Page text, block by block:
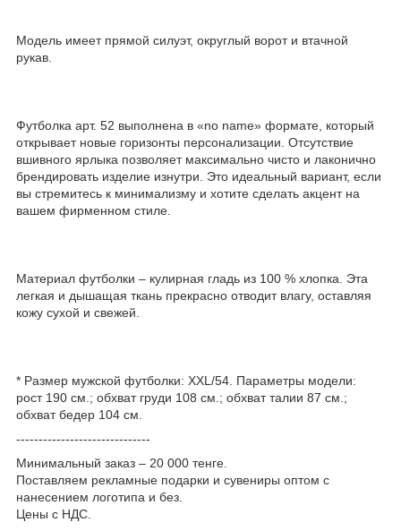
Модель имеет прямой силуэт, округлый ворот и втачной
рукав.
Футболка арт. 52 выполнена в «no name» формате, который
открывает новые горизонты персонализации. Отсутствие
вшивного ярлыка позволяет максимально чисто и лаконично
брендировать изделие изнутри. Это идеальный вариант, если
вы стремитесь к минимализму и хотите сделать акцент на
вашем фирменном стиле.
Материал футболки – кулирная гладь из 100 % хлопка. Эта
легкая и дышащая ткань прекрасно отводит влагу, оставляя
кожу сухой и свежей.
* Размер мужской футболки: XXL/54. Параметры модели:
рост 190 см.; обхват груди 108 см.; обхват талии 87 см.;
обхват бедер 104 см.
------------------------------
Минимальный заказ – 20 000 тенге.
Поставляем рекламные подарки и сувениры оптом с
нанесением логотипа и без.
Цены с НДС.